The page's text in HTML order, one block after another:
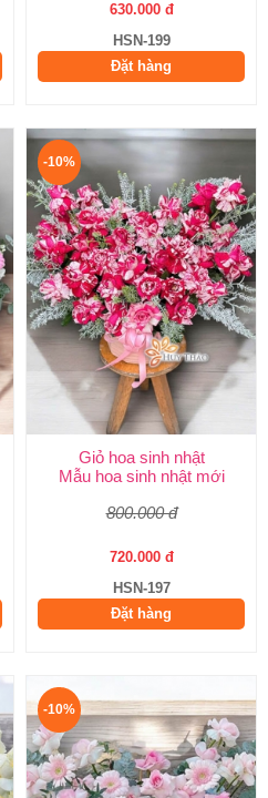
630.000 đ
HSN-199
Đặt hàng
-10%
Giỏ hoa sinh nhật
Mẫu hoa sinh nhật mới
800.000 đ
720.000 đ
HSN-197
Đặt hàng
-10%